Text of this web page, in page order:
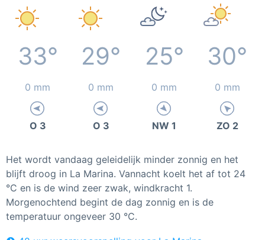
33° 29° 25° 30°
0 mm 0 mm 0 mm 0 mm
O 3 O 3 NW 1 ZO 2
Het wordt vandaag geleidelijk minder zonnig en het
blijft droog in La Marina. Vannacht koelt het af tot 24
°C en is de wind zeer zwak, windkracht 1.
Morgenochtend begint de dag zonnig en is de
temperatuur ongeveer 30 °C.